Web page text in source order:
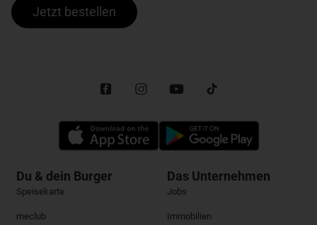
Jetzt bestellen
Du & dein Burger
Speisekarte
meclub
Das Unternehmen
Jobs
Immobilien